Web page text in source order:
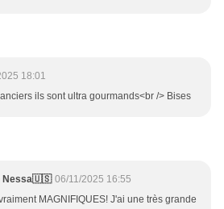
18:01
ils sont ultra gourmands<br /> Bises
Nessa🇺🇸 06/11/2025 16:55
MAGNIFIQUES! J'ai une très grande